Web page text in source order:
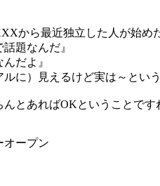
から最近独立した人が始め
題なんだ』
だよ』
に）見えるけど実は～とい
とあればOKということで
オープン